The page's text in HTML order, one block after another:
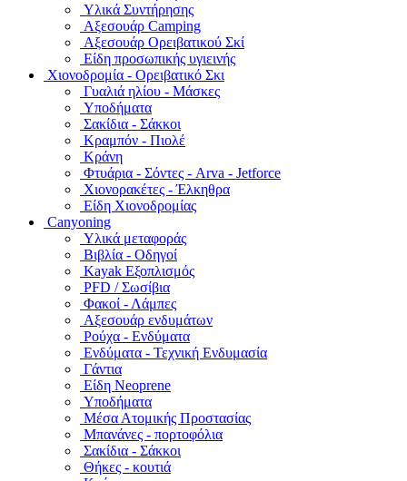
Υλικά Συντήρησης
Αξεσουάρ Camping
Αξεσουάρ Ορειβατικού Σκί
Είδη προσωπικής υγιεινής
Χιονοδρομία - Ορειβατικό Σκι
Γυαλιά ηλίου - Μάσκες
Υποδήματα
Σακίδια - Σάκκοι
Κραμπόν - Πιολέ
Κράνη
Φτυάρια - Σόντες - Arva - Jetforce
Χιονορακέτες - Έλκηθρα
Είδη Χιονοδρομίας
Canyoning
Υλικά μεταφοράς
Βιβλία - Οδηγοί
Kayak Εξοπλισμός
PFD / Σωσίβια
Φακοί - Λάμπες
Αξεσουάρ ενδυμάτων
Ρούχα - Ενδύματα
Ενδύματα - Τεχνική Ενδυμασία
Γάντια
Είδη Neoprene
Υποδήματα
Μέσα Ατομικής Προστασίας
Μπανάνες - πορτοφόλια
Σακίδια - Σάκκοι
Θήκες - κουτιά